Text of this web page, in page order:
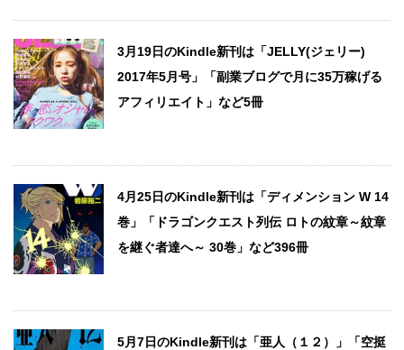
3月19日のKindle新刊は「JELLY(ジェリー)
2017年5月号」「副業ブログで月に35万稼げる
アフィリエイト」など5冊
4月25日のKindle新刊は「ディメンション W 14
巻」「ドラゴンクエスト列伝 ロトの紋章～紋章
を継ぐ者達へ～ 30巻」など396冊
5月7日のKindle新刊は「亜人（１２）」「空挺